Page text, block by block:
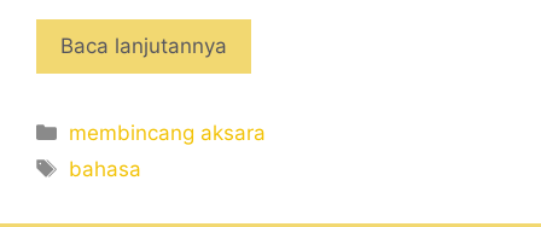
Baca lanjutannya
Categories
membincang aksara
Tags
bahasa